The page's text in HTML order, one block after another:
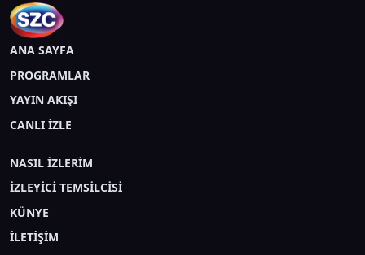
ANA SAYFA
PROGRAMLAR
YAYIN AKIŞI
CANLI İZLE
NASIL İZLERİM
İZLEYİCİ TEMSİLCİSİ
KÜNYE
İLETİŞİM